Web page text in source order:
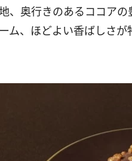
、奥行きのあるココア
ム、ほどよい香ばしさ